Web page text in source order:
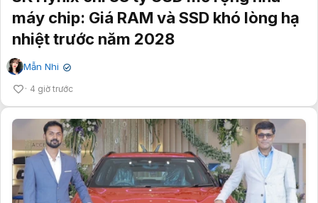
máy chip: Giá RAM và SSD khó lòng hạ
nhiệt trước năm 2028
Mẫn Nhi ✔
4 giờ trước